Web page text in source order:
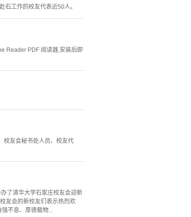
石工作的校友代表近50人。
Reader PDF 阅读器,安装后即
校友会秘书处人员、校友代
了清华大学石家庄校友会迎新
友会的新校友们表示热烈欢
不息、厚德载物...